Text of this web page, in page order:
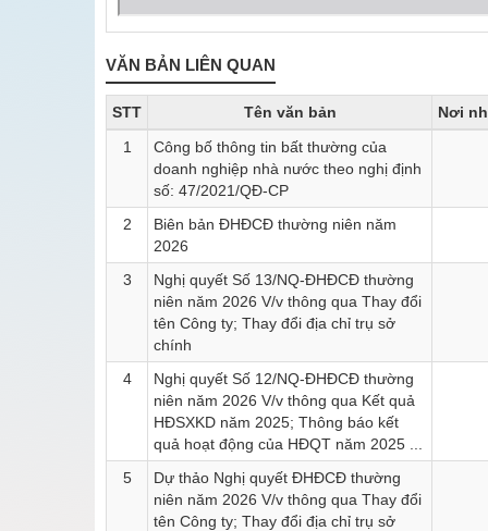
VĂN BẢN LIÊN QUAN
STT Tên văn bản Nơi
1
Công bố thông tin bất thường của
doanh nghiệp nhà nước theo nghị định
số: 47/2021/QĐ-CP
2
Biên bản ĐHĐCĐ thường niên năm
2026
3
Nghị quyết Số 13/NQ-ĐHĐCĐ thường
niên năm 2026 V/v thông qua Thay đổi
tên Công ty; Thay đổi địa chỉ trụ sở
chính
4
Nghị quyết Số 12/NQ-ĐHĐCĐ thường
niên năm 2026 V/v thông qua Kết quả
HĐSXKD năm 2025; Thông báo kết
quả hoạt động của HĐQT năm 2025 ...
5
Dự thảo Nghị quyết ĐHĐCĐ thường
niên năm 2026 V/v thông qua Thay đổi
tên Công ty; Thay đổi địa chỉ trụ sở